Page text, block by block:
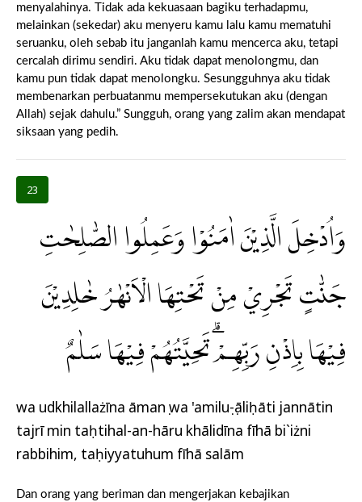
menyalahinya. Tidak ada kekuasaan bagiku terhadapmu,
melainkan (sekedar) aku menyeru kamu lalu kamu mematuhi
seruanku, oleh sebab itu janganlah kamu mencerca aku, tetapi
cercalah dirimu sendiri. Aku tidak dapat menolongmu, dan
kamu pun tidak dapat menolongku. Sesungguhnya aku tidak
membenarkan perbuatanmu mempersekutukan aku (dengan
Allah) sejak dahulu.” Sungguh, orang yang zalim akan mendapat
siksaan yang pedih.
23
وَاُدْخِلَ الَّذِيْنَ اٰمَنُوْا وَعَمِلُوا الصّٰلِحٰتِ
جَنّٰتٍ تَجْرِيْ مِنْ تَحْتِهَا الْاَنْهٰرُ خٰلِدِيْنَ
فِيْهَا بِاِذْنِ رَبِّهِمْۗ تَحِيَّتُهُمْ فِيْهَا سَلٰمٌ
wa udkhilallażīna āmanụ wa 'amiluṣ-ṣāliḥāti jannātin
tajrī min taḥtihal-an-hāru khālidīna fīhā bi`iżni
rabbihim, taḥiyyatuhum fīhā salām
Dan orang yang beriman dan mengerjakan kebajikan